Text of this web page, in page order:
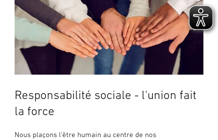
Responsabilité sociale - l'union fait
la force
Nous plaçons l'être humain au centre de nos